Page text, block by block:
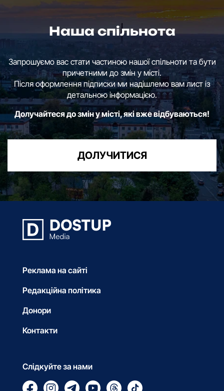
Наша спільнота
Запрошуємо вас стати частиною нашої спільноти та бути
причетними до змін у місті.
Після оформлення підписки ми надішлемо вам лист із
детальною інформацією.
Долучайтеся до змін у місті, які вже відбуваються!
ДОЛУЧИТИСЯ
Реклама на сайті
Редакційна політика
Донори
Контакти
Слідкуйте за нами